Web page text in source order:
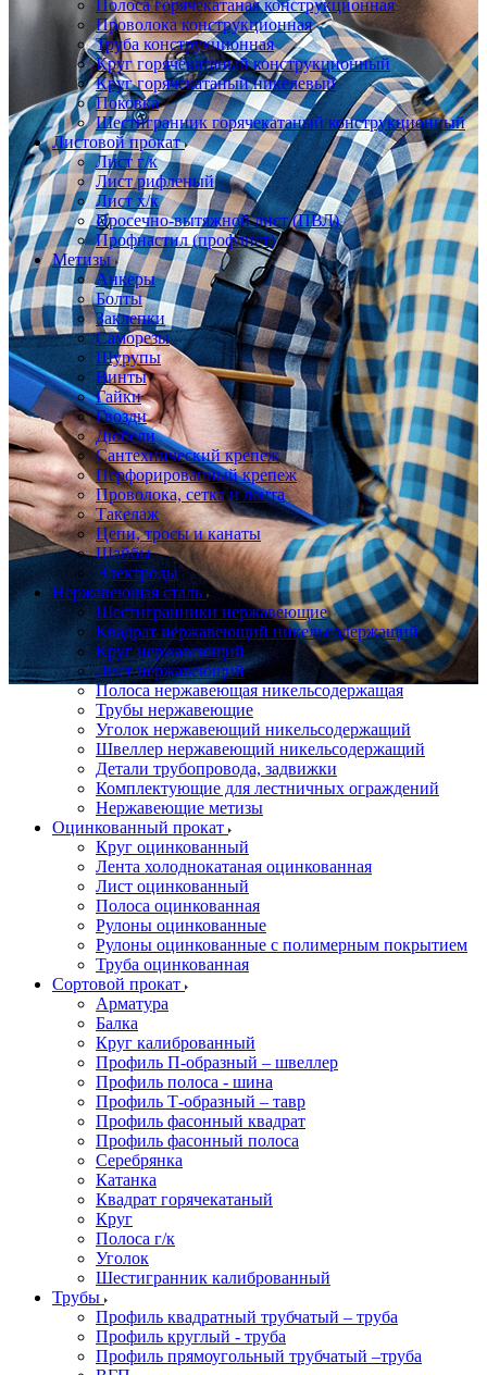
Полоса горячекатаная конструкционная
Проволока конструкционная
Труба конструкционная
Круг горячекатаный конструкционный
Круг горячекатаный никелевый
Поковка
Шестигранник горячекатаный конструкционный
Листовой прокат
Лист г/к
Лист рифленый
Лист х/к
Просечно-вытяжной лист (ПВЛ)
Профнастил (профлист)
Метизы
Анкеры
Болты
Заклепки
Саморезы
Шурупы
Винты
Гайки
Гвозди
Дюбели
Сантехнический крепеж
Перфорированный крепеж
Проволока, сетка и лента
Такелаж
Цепи, тросы и канаты
Шайбы
Электроды
Нержавеющая сталь
Шестигранники нержавеющие
Квадрат нержавеющий никельсодержащий
Круг нержавеющий
Лист нержавеющий
Полоса нержавеющая никельсодержащая
Трубы нержавеющие
Уголок нержавеющий никельсодержащий
Швеллер нержавеющий никельсодержащий
Детали трубопровода, задвижки
Комплектующие для лестничных ограждений
Нержавеющие метизы
Оцинкованный прокат
Круг оцинкованный
Лента холоднокатаная оцинкованная
Лист оцинкованный
Полоса оцинкованная
Рулоны оцинкованные
Рулоны оцинкованные с полимерным покрытием
Труба оцинкованная
Сортовой прокат
Арматура
Балка
Круг калиброванный
Профиль П-образный – швеллер
Профиль полоса - шина
Профиль Т-образный – тавр
Профиль фасонный квадрат
Профиль фасонный полоса
Серебрянка
Катанка
Квадрат горячекатаный
Круг
Полоса г/к
Уголок
Шестигранник калиброванный
Трубы
Профиль квадратный трубчатый – труба
Профиль круглый - труба
Профиль прямоугольный трубчатый –труба